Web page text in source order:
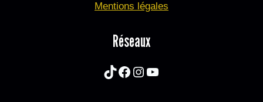
Mentions légales
Réseaux
TikTok
Facebook
Instagram
YouTube